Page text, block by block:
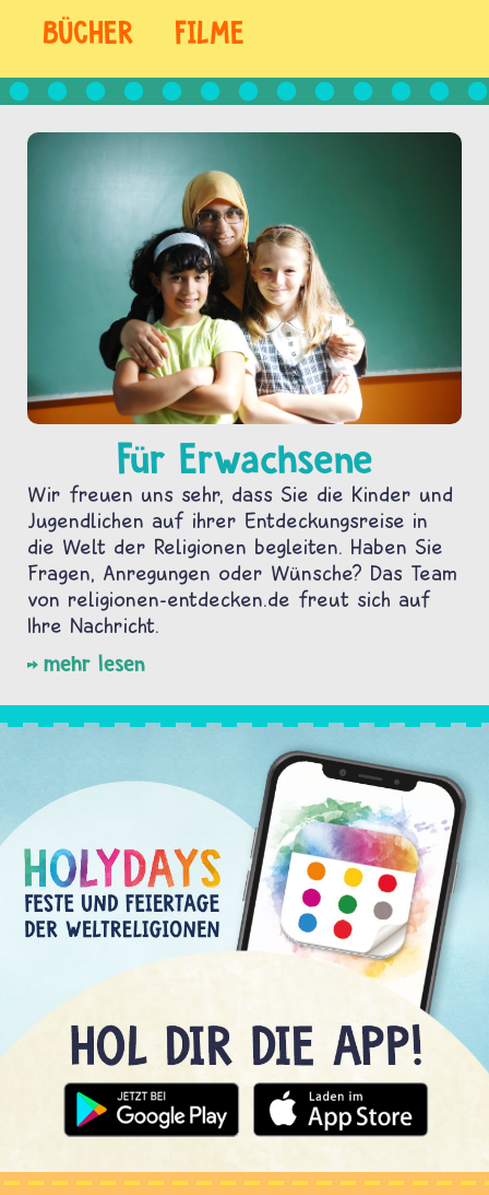
BÜCHER FILME
Für Erwachsene
Wir freuen uns sehr, dass Sie die Kinder und
Jugendlichen auf ihrer Entdeckungsreise in
die Welt der Religionen begleiten. Haben Sie
Fragen, Anregungen oder Wünsche? Das Team
von religionen-entdecken.de freut sich auf
Ihre Nachricht.
mehr lesen